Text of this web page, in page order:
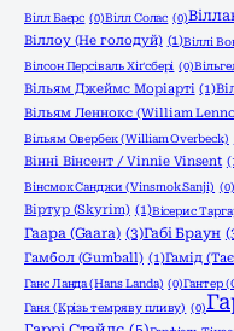
Вілл Баєрс (0)Вілл Солас (0)
Віллоу (Не голодуй) (1)Віллі
Вілсон Персіваль Хіґсбері (0)
Вільям Джеймс Моріарті (1)
Вільям Леннокс (William
Вільям Овербек (William Overbeck)
Вінні Вінсент / Vinnie Vinsent
Вінсмок Санджи (Vinsmok Sanji) (0)
Віртур (Skyrim) (1)Вісерис
Гаара (Gaara) (3)Габі Браун
Гамбол (Gumball) (1)Гамід
Ганс Ланда (Hans Landa) (0)Гантер
Ганя (Крізь темряву пливу) (0)